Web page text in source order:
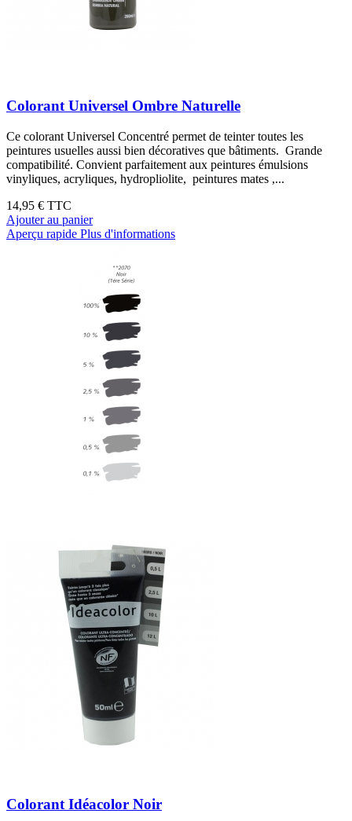
Colorant Universel Ombre Naturelle
Ce colorant Universel Concentré permet de teinter toutes les
peintures usuelles aussi bien décoratives que bâtiments. Grande
compatibilité. Convient parfaitement aux peintures émulsions
vinyliques, acryliques, hydropliolite, peintures mates ,...
14,95 € TTC
Ajouter au panier
Aperçu rapide Plus d'informations
Colorant Idéacolor Noir